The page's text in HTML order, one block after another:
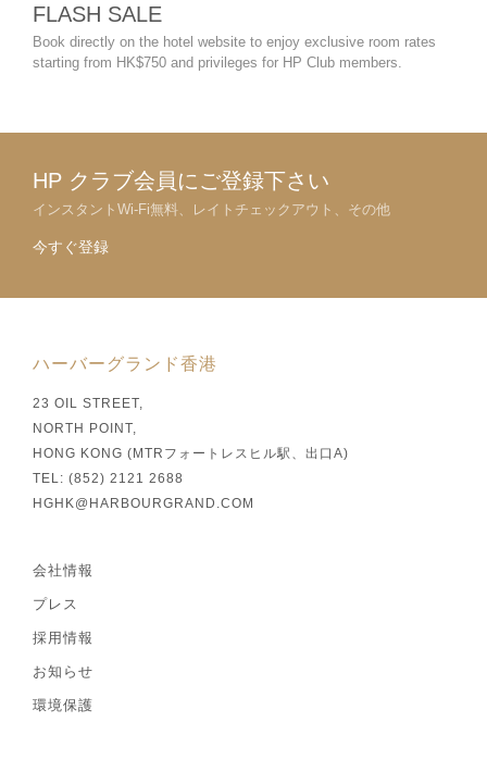
FLASH SALE
Book directly on the hotel website to enjoy exclusive room rates
starting from HK$750 and privileges for HP Club members.
HP クラブ会員にご登録下さい
インスタントWi-Fi無料、レイトチェックアウト、その他
今すぐ登録
ハーバーグランド香港
23 OIL STREET,
NORTH POINT,
HONG KONG (MTRフォートレスヒル駅、出口A)
TEL: (852) 2121 2688
HGHK@HARBOURGRAND.COM
会社情報
プレス
採用情報
お知らせ
環境保護